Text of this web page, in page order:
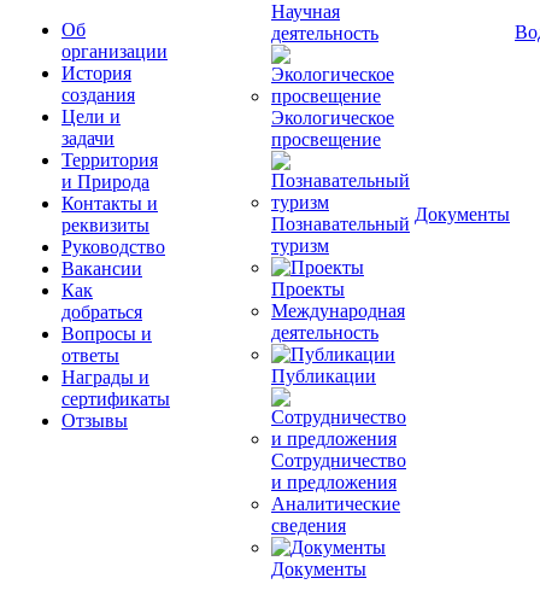
Об
организации
История
создания
Цели и
задачи
Территория
и Природа
Контакты и
реквизиты
Руководство
Вакансии
Как
добраться
Вопросы и
ответы
Награды и
сертификаты
Отзывы
Научная
деятельность
Экологическое
просвещение
Познавательный
туризм
Проекты
Международная
деятельность
Публикации
Сотрудничество
и предложения
Аналитические
сведения
Документы
Документы